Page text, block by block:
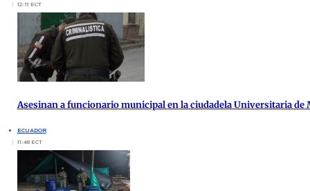
12:11 ECT
Asesinan a funcionario municipal en la ciudadela Universitaria de
ECUADOR
11:48 ECT